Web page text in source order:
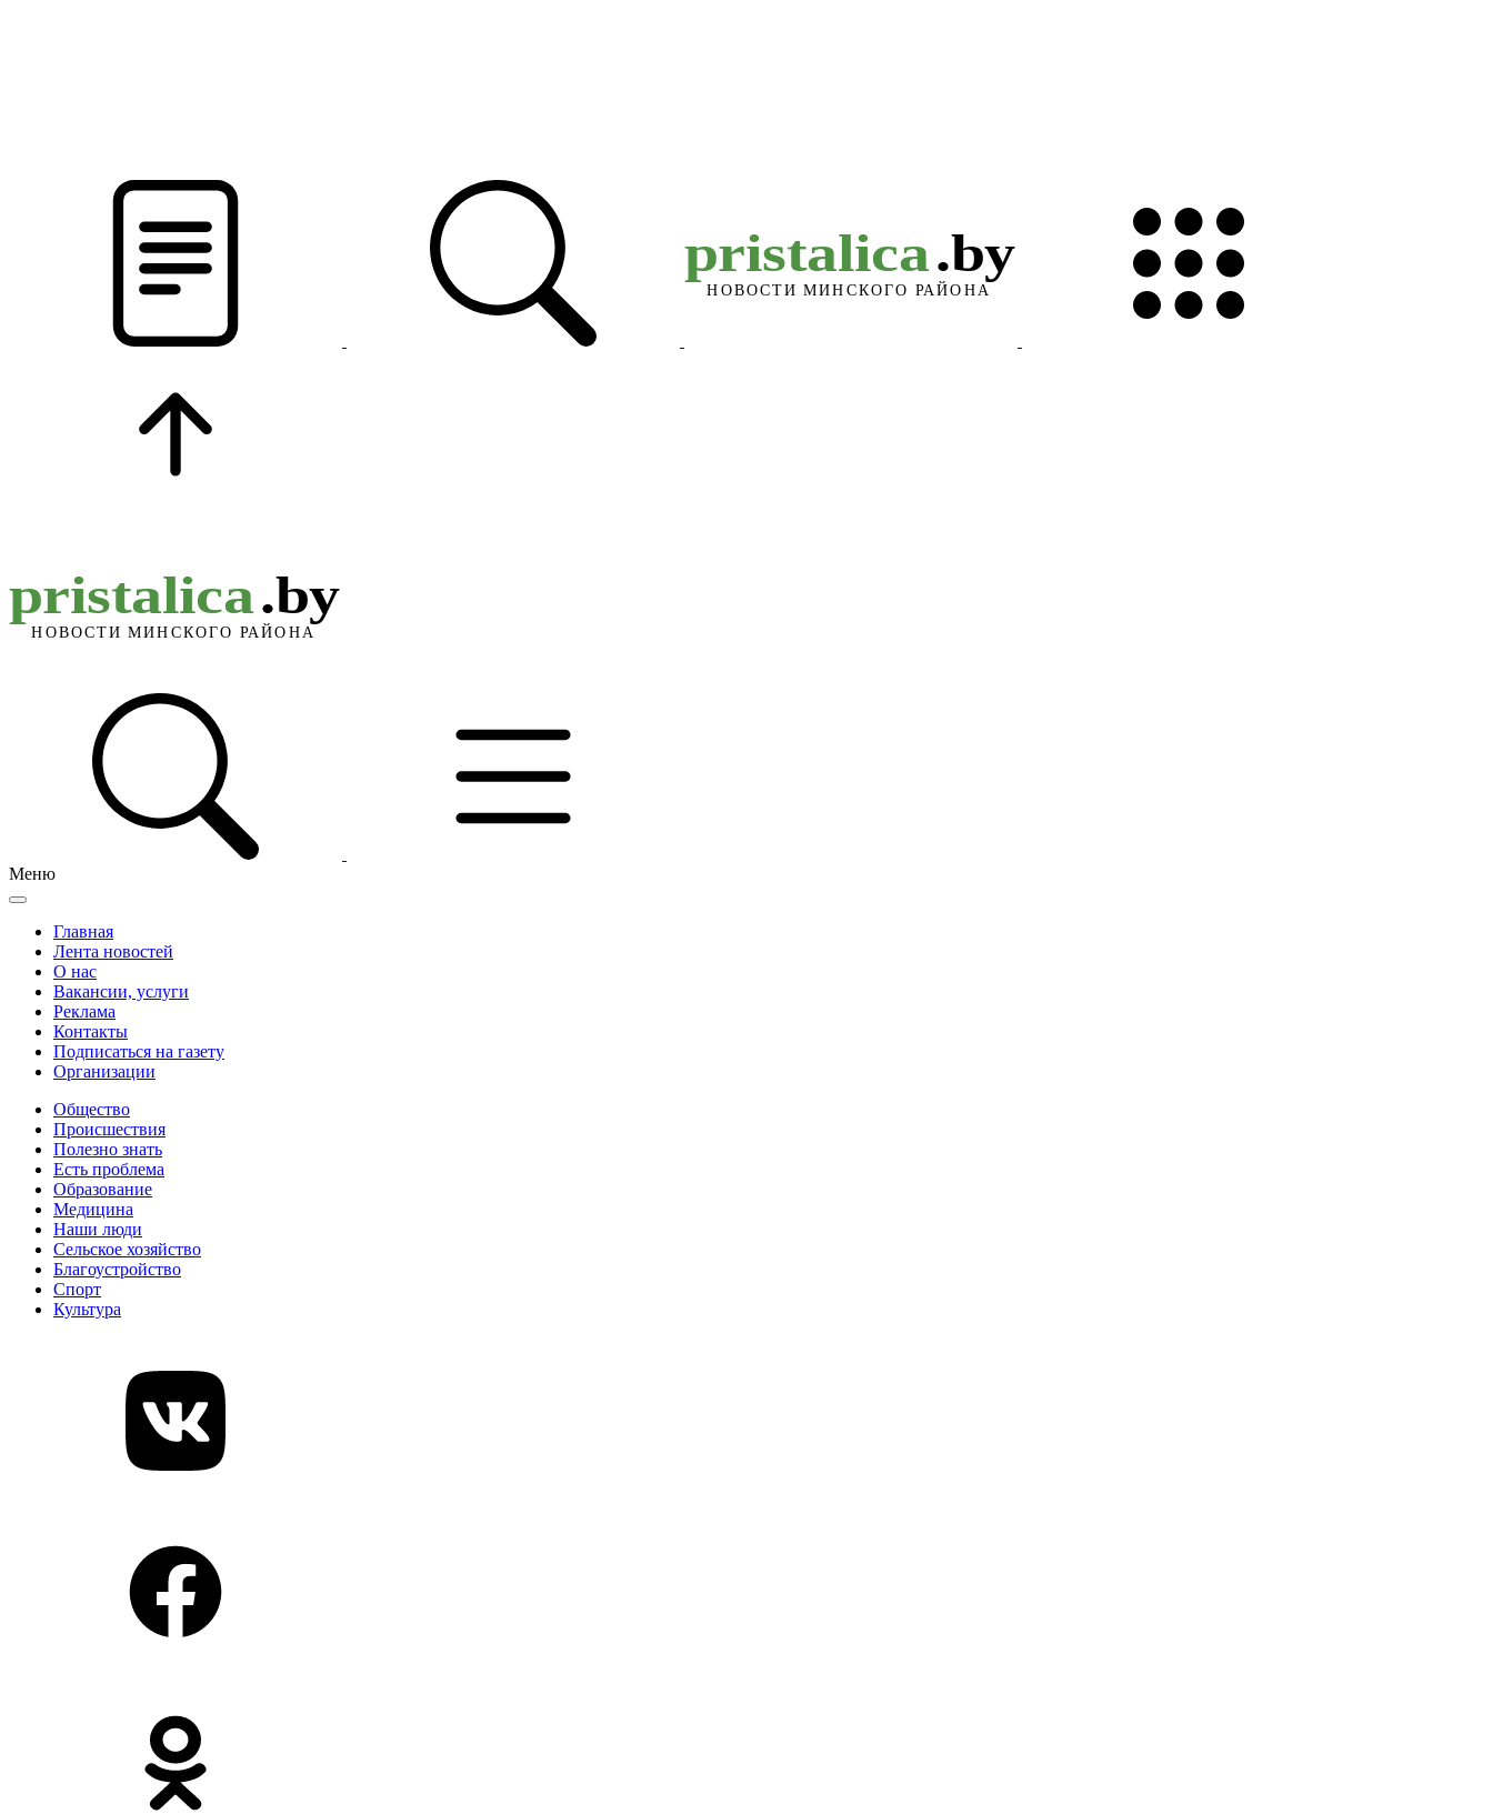
Меню
Главная
Лента новостей
О нас
Вакансии, услуги
Реклама
Контакты
Подписаться на газету
Организации
Общество
Происшествия
Полезно знать
Есть проблема
Образование
Медицина
Наши люди
Сельское хозяйство
Благоустройство
Спорт
Культура